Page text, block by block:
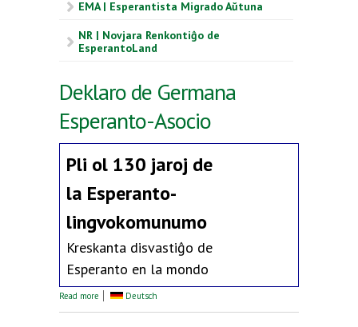
EMA | Esperantista Migrado Aŭtuna
NR | Novjara Renkontiĝo de
EsperantoLand
Deklaro de Germana
Esperanto-Asocio
Pli ol 130 jaroj de
la Esperanto-
lingvokomunumo
Kreskanta disvastiĝo de
Esperanto en la mondo
Read more about Deklaro de Germana Esperanto-Asocio
Deutsch